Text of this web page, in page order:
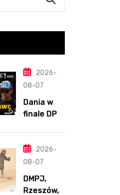
2026-
08-07
Dania w
finale DPŚ.
przebieg
półfinału
Bikernieku
2026-
08-07
DMPJ,
Rzeszów,